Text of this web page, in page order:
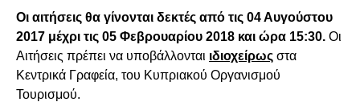
Οι αιτήσεις θα γίνονται δεκτές από τις 04 Αυγούστου
2017 μέχρι τις 05 Φεβρουαρίου 2018 και ώρα 15:30. Οι
Αιτήσεις πρέπει να υποβάλλονται ιδιοχείρως στα
Κεντρικά Γραφεία, του Κυπριακού Οργανισμού
Τουρισμού.